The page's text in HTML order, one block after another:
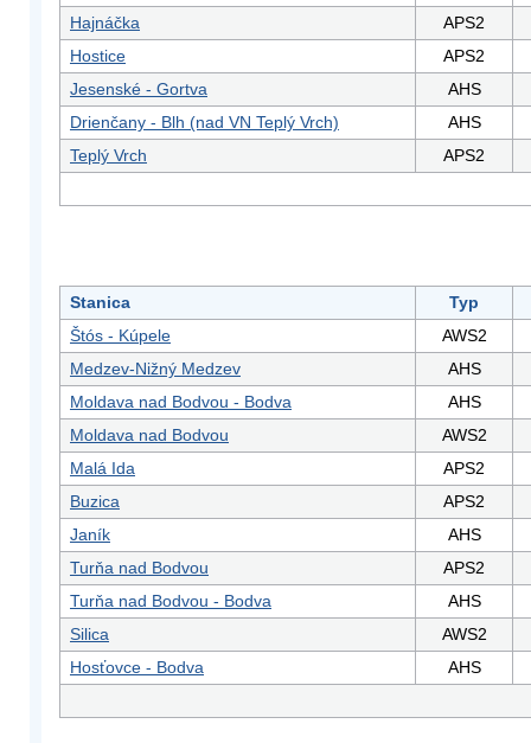
Hajnáčka
APS2
Hostice
APS2
Jesenské - Gortva
AHS
Drienčany - Blh (nad VN Teplý Vrch)
AHS
Teplý Vrch
APS2
Stanica
Typ
Štós - Kúpele
AWS2
Medzev-Nižný Medzev
AHS
Moldava nad Bodvou - Bodva
AHS
Moldava nad Bodvou
AWS2
Malá Ida
APS2
Buzica
APS2
Janík
AHS
Turňa nad Bodvou
APS2
Turňa nad Bodvou - Bodva
AHS
Silica
AWS2
Hosťovce - Bodva
AHS